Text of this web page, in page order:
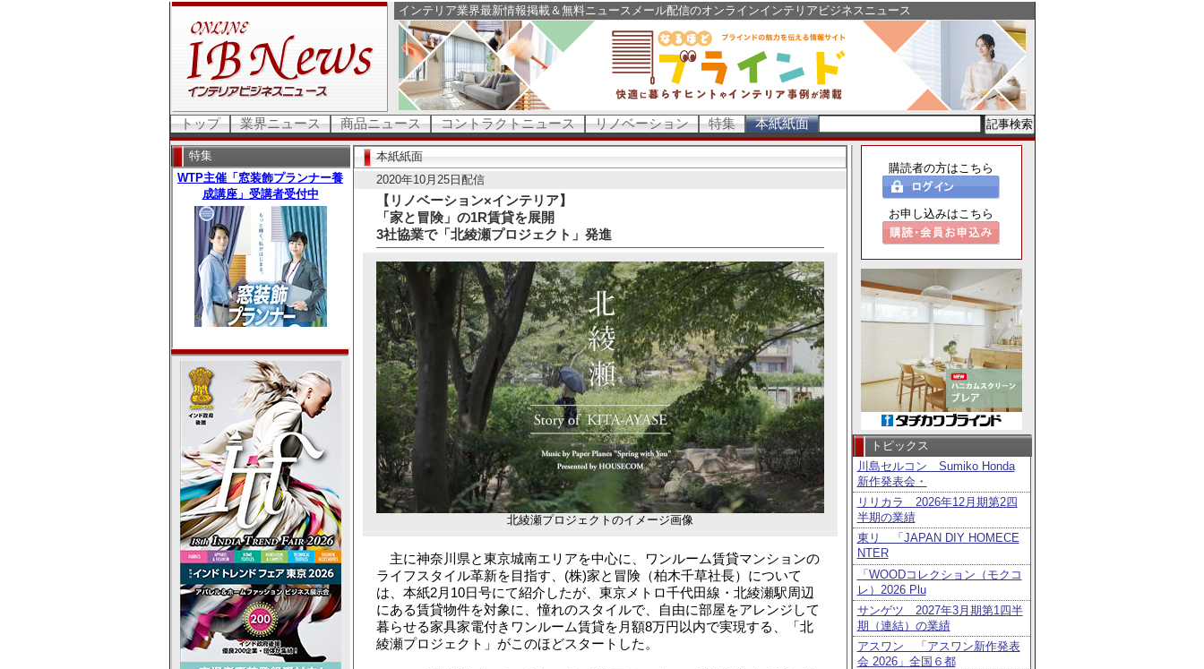
インテリア業界最新情報掲載＆無料ニュースメール配信のオンラインインテリアビジネスニュース
トップ 業界ニュース 商品ニュース コントラクトニュース リノベーション 特集 本紙紙面
特集
本紙紙面
2020年10月25日配信
【リノベーション×インテリア】
「家と冒険」の1R賃貸を展開
3社協業で「北綾瀬プロジェクト」発進
北綾瀬プロジェクトのイメージ画像
主に神奈川県と東京城南エリアを中心に、ワンルーム賃貸マンションの
ライフスタイル革新を目指す、(株)家と冒険（柏木千草社長）について
は、本紙2月10日号にて紹介したが、東京メトロ千代田線・北綾瀬駅周辺
にある賃貸物件を対象に、憧れのスタイルで、自由に部屋をアレンジして
暮らせる家具家電付きワンルーム賃貸を月額8万円以内で実現する、「北
綾瀬プロジェクト」がこのほどスタートした。
購読者の方はこちら
お申し込みはこちら
トピックス
川島セルコン Sumiko Honda
新作発表会・
リリカラ 2026年12月期第2四
半期の業績
東リ 「JAPAN DIY HOMECE
NTER
「WOODコレクション（モクコ
レ）2026 Plu
サンゲツ 2027年3月期第1四半
期（連結）の業績
アスワン 「アスワン新作発表
会 2026」全国６都